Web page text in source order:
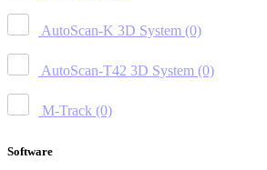
AutoScan-K 3D System (0)
AutoScan-T42 3D System (0)
M-Track (0)
Software